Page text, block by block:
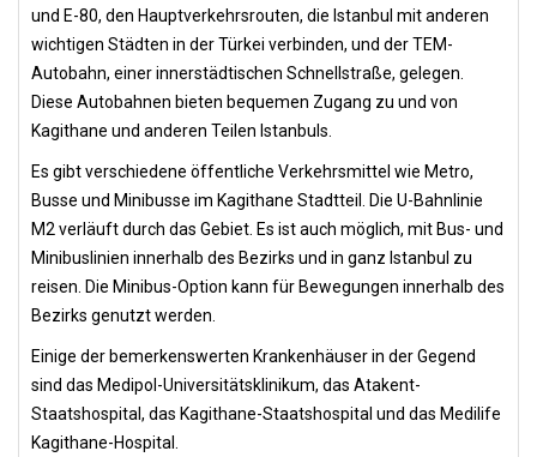
und E-80, den Hauptverkehrsrouten, die Istanbul mit anderen
wichtigen Städten in der Türkei verbinden, und der TEM-
Autobahn, einer innerstädtischen Schnellstraße, gelegen.
Diese Autobahnen bieten bequemen Zugang zu und von
Kagithane und anderen Teilen Istanbuls.
Es gibt verschiedene öffentliche Verkehrsmittel wie Metro,
Busse und Minibusse im Kagithane Stadtteil. Die U-Bahnlinie
M2 verläuft durch das Gebiet. Es ist auch möglich, mit Bus- und
Minibuslinien innerhalb des Bezirks und in ganz Istanbul zu
reisen. Die Minibus-Option kann für Bewegungen innerhalb des
Bezirks genutzt werden.
Einige der bemerkenswerten Krankenhäuser in der Gegend
sind das Medipol-Universitätsklinikum, das Atakent-
Staatshospital, das Kagithane-Staatshospital und das Medilife
Kagithane-Hospital.